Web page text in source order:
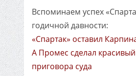
Вспоминаем успех
годичной давности:
«Спартак» оставил
А Промес сделал
приговора суда